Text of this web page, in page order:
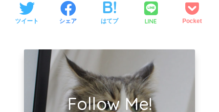
ツイート シェア はてブ LINE Pocket
Follow Me!